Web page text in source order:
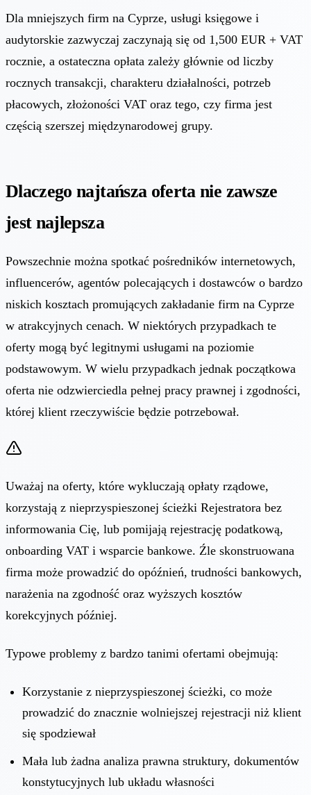
Dla mniejszych firm na Cyprze, usługi księgowe i
audytorskie zazwyczaj zaczynają się od 1,500 EUR + VAT
rocznie, a ostateczna opłata zależy głównie od liczby
rocznych transakcji, charakteru działalności, potrzeb
płacowych, złożoności VAT oraz tego, czy firma jest
częścią szerszej międzynarodowej grupy.
Dlaczego najtańsza oferta nie zawsze
jest najlepsza
Powszechnie można spotkać pośredników internetowych,
influencerów, agentów polecających i dostawców o bardzo
niskich kosztach promujących zakładanie firm na Cyprze
w atrakcyjnych cenach. W niektórych przypadkach te
oferty mogą być legitnymi usługami na poziomie
podstawowym. W wielu przypadkach jednak początkowa
oferta nie odzwierciedla pełnej pracy prawnej i zgodności,
której klient rzeczywiście będzie potrzebował.
Uważaj na oferty, które wykluczają opłaty rządowe,
korzystają z nieprzyspieszonej ścieżki Rejestratora bez
informowania Cię, lub pomijają rejestrację podatkową,
onboarding VAT i wsparcie bankowe. Źle skonstruowana
firma może prowadzić do opóźnień, trudności bankowych,
narażenia na zgodność oraz wyższych kosztów
korekcyjnych później.
Typowe problemy z bardzo tanimi ofertami obejmują:
Korzystanie z nieprzyspieszonej ścieżki, co może
prowadzić do znacznie wolniejszej rejestracji niż klient
się spodziewał
Mała lub żadna analiza prawna struktury, dokumentów
konstytucyjnych lub układu własności